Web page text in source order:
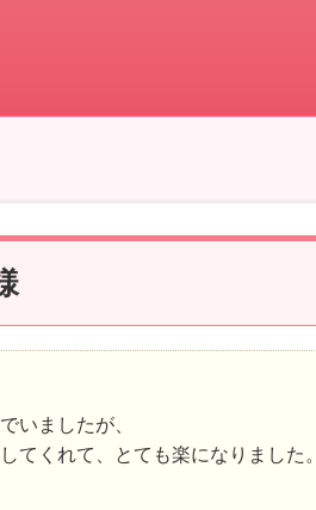
いましたが、
てくれて、とても楽になりました。